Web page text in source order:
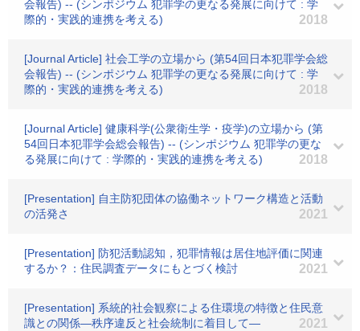
会報告) -- (シンポジウム 犯罪学の更なる発展に向けて : 学
際的・実践的連携を考える)
2018
[Journal Article] 社会工学の立場から (第54回日本犯罪学会総
会報告) -- (シンポジウム 犯罪学の更なる発展に向けて : 学
際的・実践的連携を考える)
2018
[Journal Article] 健康科学(公衆衛生学・疫学)の立場から (第
54回日本犯罪学会総会報告) -- (シンポジウム 犯罪学の更な
る発展に向けて : 学際的・実践的連携を考える)
2018
[Presentation] 自主防犯団体の協働ネットワーク構造と活動
の活発さ
2021
[Presentation] 防犯活動認知，犯罪情報は居住地評価に関連
するか？：住民調査データにもとづく検討
2021
[Presentation] 系統的社会観察による住環境の特徴と住民意
識との関係―秩序違反と社会統制に着目して―
2021